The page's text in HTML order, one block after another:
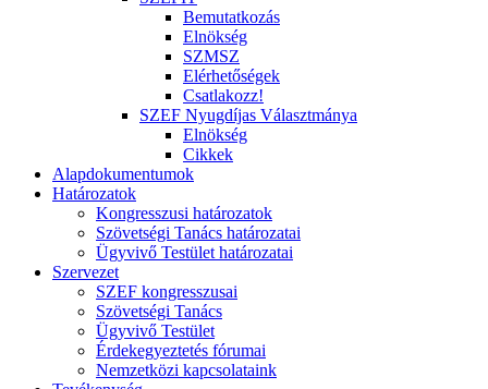
Bemutatkozás
Elnökség
SZMSZ
Elérhetőségek
Csatlakozz!
SZEF Nyugdíjas Választmánya
Elnökség
Cikkek
Alapdokumentumok
Határozatok
Kongresszusi határozatok
Szövetségi Tanács határozatai
Ügyvivő Testület határozatai
Szervezet
SZEF kongresszusai
Szövetségi Tanács
Ügyvivő Testület
Érdekegyeztetés fórumai
Nemzetközi kapcsolataink